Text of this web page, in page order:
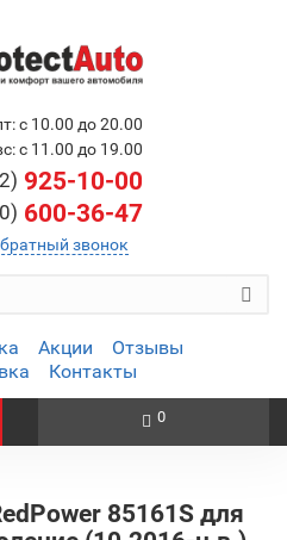
с 10.00 до 20.00
с 11.00 до 19.00
925-10-00
600-36-47
звонок
Акции
Отзывы
Контакты
0
85161S для